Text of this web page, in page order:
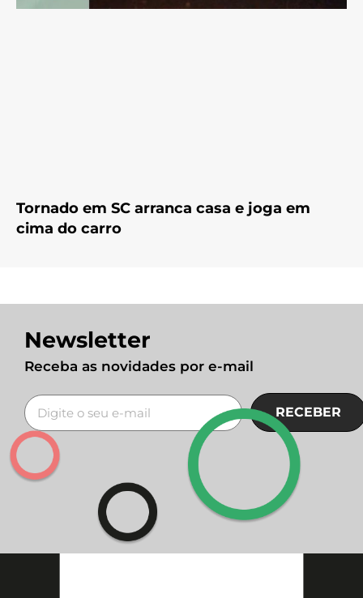
Tornado em SC arranca casa e joga em
cima do carro
Newsletter
Receba as novidades por e-mail
RECEBER